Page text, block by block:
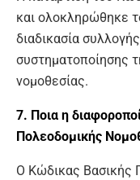
και ολοκληρώθηκε
διαδικασία
συστηματοποίησης
νομοθεσίας.
7. Ποια η
Πολεοδομικής
Ο Κώδικας Βασικής